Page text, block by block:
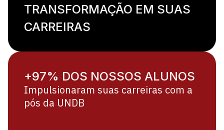
TRANSFORMAÇÃO EM SUAS
CARREIRAS
+97% DOS NOSSOS ALUNOS
Impulsionaram suas carreiras com a
pós da UNDB